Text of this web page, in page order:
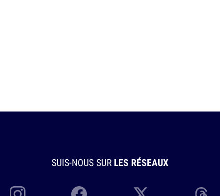
SUIS-NOUS SUR LES RÉSEAUX